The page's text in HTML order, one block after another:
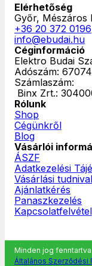
Elérhetőség
Győr, Mészáros
+36 20 372 0196
info@ebudai.hu
Céginformáció
Elektro Budai
Adószám:
Számlaszám:
Binx Zrt.:
Rólunk
Shop
Cégünkről
Blog
Vásárlói
ÁSZF
Adatkezelési
Vásárlási
Ajánlatkérés
Panaszkezelés
Kapcsolatfelvétel
Minden jog
Általános Szerződési